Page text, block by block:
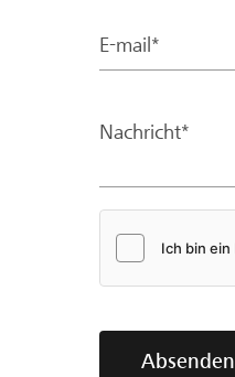
E-mail*
Nachricht*
Absenden